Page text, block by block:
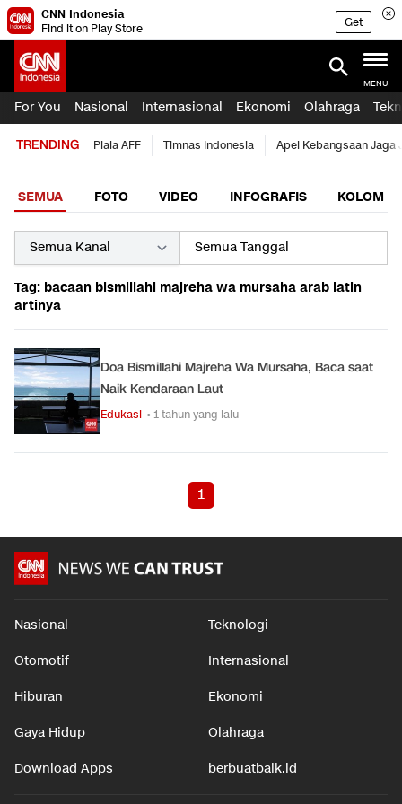
CNN Indonesia
Find it on Play Store
Get
MENU
For You Nasional Internasional Ekonomi Olahraga
TRENDING Piala AFF Timnas Indonesia Apel Kebangsaan Jaga
SEMUA FOTO VIDEO INFOGRAFIS KOLOM
Tag: bacaan bismillahi majreha wa mursaha arab latin
artinya
Doa Bismillahi Majreha Wa Mursaha, Baca saat
Naik Kendaraan Laut
Edukasi • 1 tahun yang lalu
1
Nasional Teknologi
Otomotif Internasional
Hiburan Ekonomi
Gaya Hidup Olahraga
Download Apps berbuatbaik.id